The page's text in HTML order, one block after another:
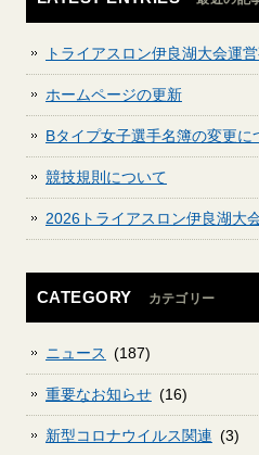
トライアスロン伊良湖大会運
ホームページの更新
Bタイプ女子選手名簿の変更に
競技規則について
2026トライアスロン伊良湖大
CATEGORY カテゴリー
ニュース (187)
重要なお知らせ (16)
新型コロナウイルス関連 (3)